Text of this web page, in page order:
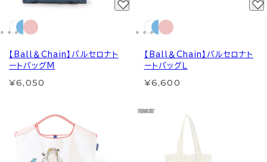
【Ball＆Chain】バルセロナト
ートバッグM
¥6,050
【Ball＆Chain】バルセロナト
ートバッグＬ
¥6,600